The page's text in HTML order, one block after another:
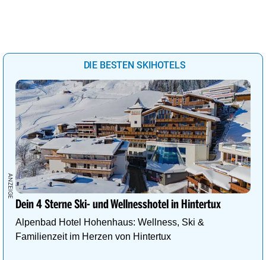
DIE BESTEN SKIHOTELS
Dein 4 Sterne Ski- und Wellnesshotel in Hintertux
Alpenbad Hotel Hohenhaus: Wellness, Ski &
Familienzeit im Herzen von Hintertux